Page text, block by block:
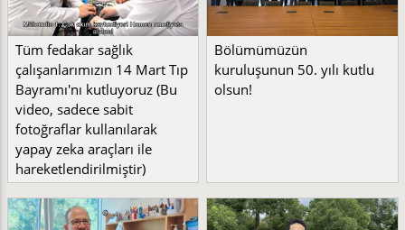
Tüm fedakar sağlık
çalışanlarımızın 14 Mart Tıp
Bayramı'nı kutluyoruz (Bu
video, sadece sabit
fotoğraflar kullanılarak
yapay zeka araçları ile
hareketlendirilmiştir)
Bölümümüzün
kuruluşunun 50. yılı kutlu
olsun!